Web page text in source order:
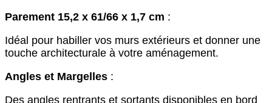
Parement 15,2 x 61/66 x 1,7 cm :
Idéal pour habiller vos murs extérieurs et donner une
touche architecturale à votre aménagement.
Angles et Margelles :
Des angles rentrants et sortants disponibles en bord